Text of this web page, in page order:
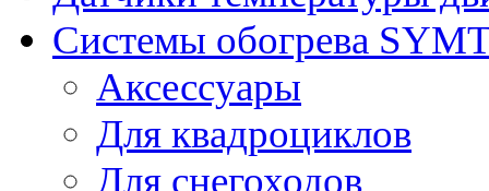
Системы обогрева
Аксессуары
Для квадроциклов
Для снегоходов